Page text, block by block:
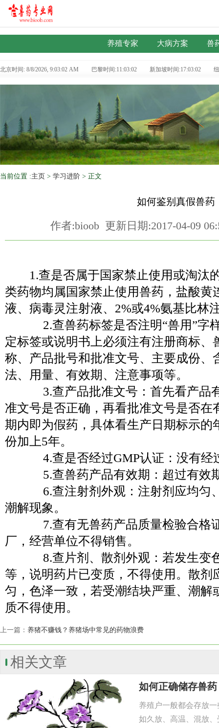
养殖专家 大病方案 兽
北京时间: 8/8/2026, 9:03:03 AM 巴黎时间:11:03:03 新加坡时间:17:03:03
当前位置 :主页 > 学习进阶 > 正文
如何鉴别真假兽药
作者:bioob 更新日期:2017-04-09
1.查是否属于国家禁止使用或淘汰
类药物均属国家禁止使用兽药，盐酸黄
液、病毒灵注射液、2%或4%氨基比林
2.查兽药标签是否注明“兽用”字
定标签或说明书上必须注有注册商标、
称、产品批号和批准文号、主要成份、
法、用量、有效期、注意事项等。
3.查产品批准文号：首先看产品
准文号是否正确，再看批准文号是否在
期内即为假药，具体看生产日期标示的
份加上5年。
4.查是否经过GMP认证：没有经
5.查兽药产品有效期：超过有效
6.查注射剂外观：注射剂应均匀
潮解现象。
7.查有无兽药产品质量检验合格
厂，经营单位不得销售。
8.查片剂、散剂外观：若发生变
等，说明药片已变质，不得使用。散剂
匀，色泽一致，若受潮结块严重、潮解
质不得使用。
上一篇： 养猪不赚钱？养猪场中常见的药物浪费
相关文章
如何正确储存兽药
养殖户一般都会存放
如久放、高温、混放